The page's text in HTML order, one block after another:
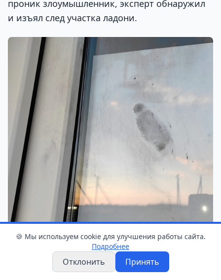
проник злоумышленник, эксперт обнаружил
и изъял след участка ладони.
🍪 Мы используем cookie для улучшения работы сайта.
Подробнее
Отклонить Принять